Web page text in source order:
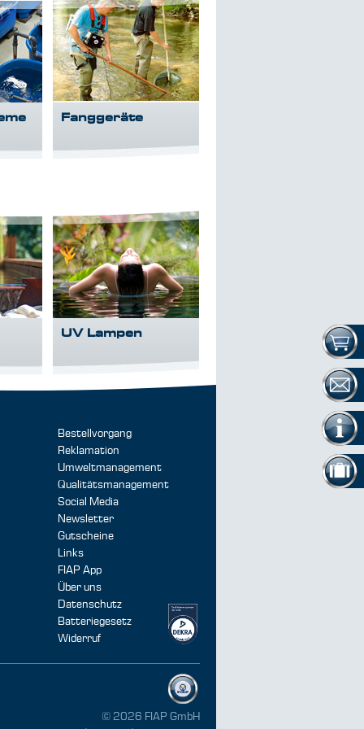
Fanggeräte
UV Lampen
Bestellvorgang
Reklamation
Umweltmanagement
Qualitätsmanagement
Social Media
Newsletter
Gutscheine
Links
FIAP App
Über uns
Datenschutz
Batteriegesetz
Widerruf
© 2026 FIAP GmbH